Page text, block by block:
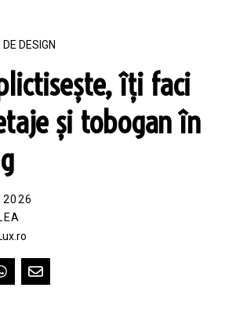
DESIGN
îți faci
și tobogan în
2026